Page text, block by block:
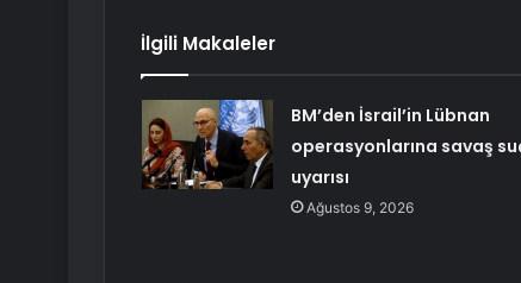
İlgili Makaleler
BM’den İsrail’in Lübnan
operasyonlarına savaş
uyarısı
Ağustos 9, 2026